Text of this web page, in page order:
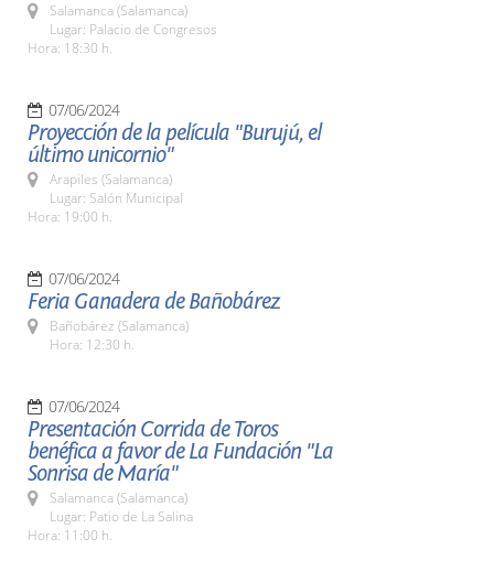
Salamanca (Salamanca)
Lugar: Palacio de Congresos
Hora: 18:30 h.
07/06/2024
Proyección de la película "Burujú, el
último unicornio"
Arapiles (Salamanca)
Lugar: Salón Municipal
Hora: 19:00 h.
07/06/2024
Feria Ganadera de Bañobárez
Bañobárez (Salamanca)
Hora: 12:30 h.
07/06/2024
Presentación Corrida de Toros
benéfica a favor de La Fundación "La
Sonrisa de María"
Salamanca (Salamanca)
Lugar: Patio de La Salina
Hora: 11:00 h.